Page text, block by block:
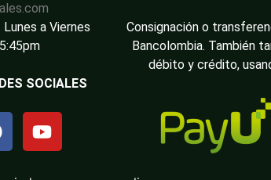
Lunes a Viernes
SOCIALES
Consignación o
Bancolombia. También
débito y crédito,